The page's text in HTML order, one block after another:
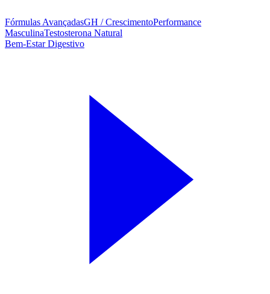
Fórmulas AvançadasGH / CrescimentoPerformance
MasculinaTestosterona Natural
Bem-Estar Digestivo